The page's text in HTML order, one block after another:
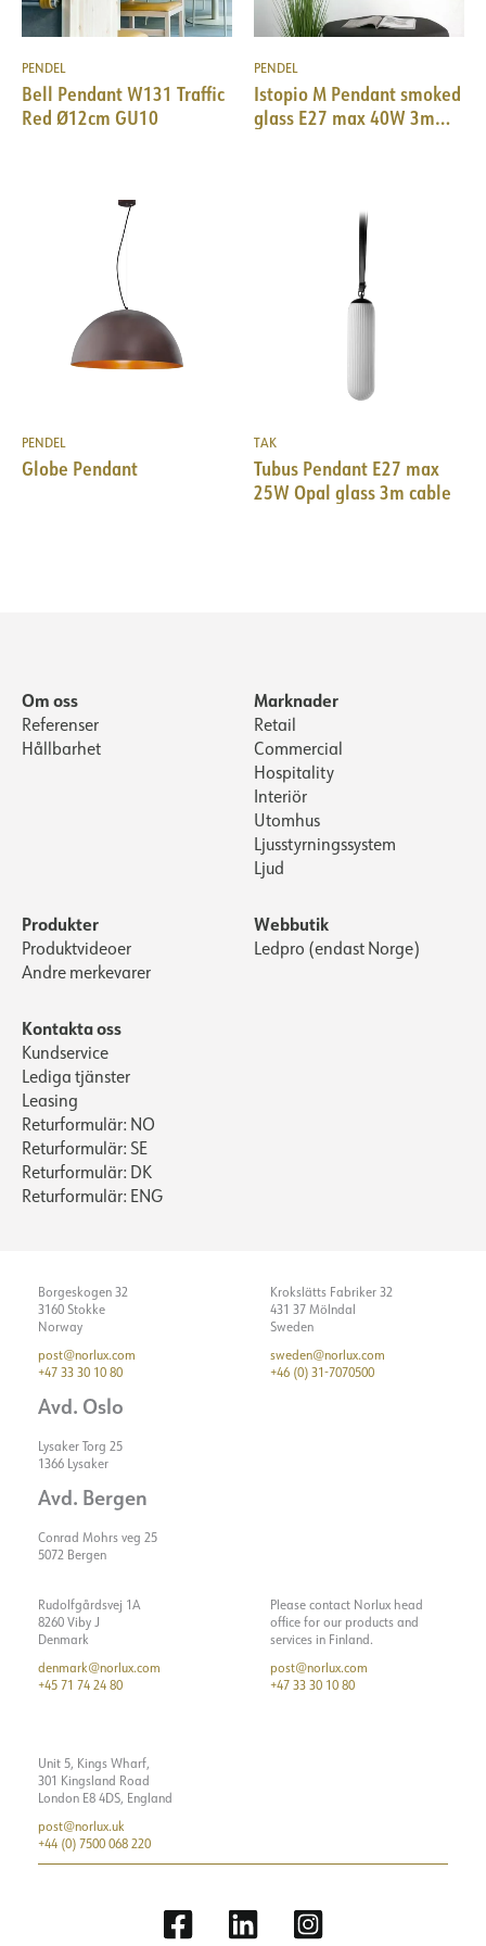
PENDEL
Bell Pendant W131 Traffic
Red Ø12cm GU10
PENDEL
Istopio M Pendant smoked
glass E27 max 40W 3m
PENDEL
Globe Pendant
TAK
Tubus Pendant E27 max
25W Opal glass 3m cable
Om oss
Referenser
Hållbarhet
Marknader
Retail
Commercial
Hospitality
Interiör
Utomhus
Ljusstyrningssystem
Ljud
Produkter
Produktvideoer
Andre merkevarer
Webbutik
Ledpro (endast Norge)
Kontakta oss
Kundservice
Lediga tjänster
Leasing
Returformulär: NO
Returformulär: SE
Returformulär: DK
Returformulär: ENG
Borgeskogen 32
3160 Stokke
Norway
post@norlux.com
+47 33 30 10 80
Avd. Oslo
Lysaker Torg 25
1366 Lysaker
Avd. Bergen
Conrad Mohrs veg 25
5072 Bergen
Krokslätts Fabriker 32
431 37 Mölndal
Sweden
sweden@norlux.com
+46 (0) 31-7070500
Rudolfgårdsvej 1A
8260 Viby J
Denmark
denmark@norlux.com
+45 71 74 24 80
Please contact Norlux head
office for our products and
services in Finland.
post@norlux.com
+47 33 30 10 80
Unit 5, Kings Wharf,
301 Kingsland Road
London E8 4DS, England
post@norlux.uk
+44 (0) 7500 068 220